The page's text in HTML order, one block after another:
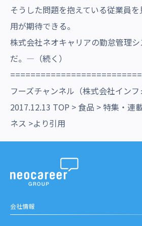
そうした問題を抱えている従業員
用が期待できる。
株式会社ネオキャリアの勤怠管理
だ。―（続く）
フーズチャンネル（株式会社インフ
2017.12.13 TOP > 食品 > 特集・連
ネス >より引用
会社情報